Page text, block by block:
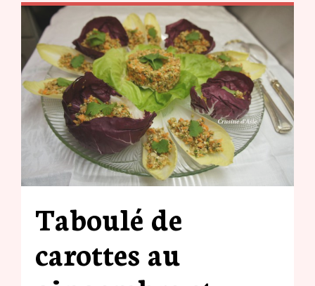
Taboulé de
carottes au